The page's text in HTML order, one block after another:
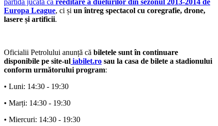
partida jucată ca reeditare a duelurilor din sezonul 2013-2014 de
Europa League, ci și un întreg spectacol cu coregrafie, drone,
lasere și artificii.
Oficialii Petrolului anunță că biletele sunt în continuare
disponibile pe site-ul iabilet.ro sau la casa de bilete a stadionului
conform următorului program:
• Luni: 14:30 - 19:30
• Marți: 14:30 - 19:30
• Miercuri: 14:30 - 19:30